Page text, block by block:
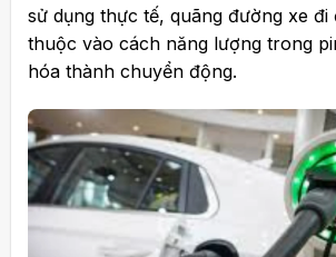
sử dụng thực tế, quãng đường xe
thuộc vào cách năng lượng trong
hóa thành chuyển động.